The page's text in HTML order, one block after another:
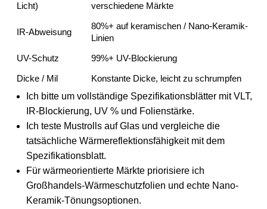
Licht)
verschiedene Märkte
IR-Abweisung
80%+ auf keramischen / Nano-Keramik-
Linien
UV-Schutz
99%+ UV-Blockierung
Dicke / Mil
Konstante Dicke, leicht zu schrumpfen
Ich bitte um vollständige Spezifikationsblätter mit VLT,
IR-Blockierung, UV % und Folienstärke.
Ich teste Mustrolls auf Glas und vergleiche die
tatsächliche Wärmereflektionsfähigkeit mit dem
Spezifikationsblatt.
Für wärmeorientierte Märkte priorisiere ich
Großhandels-Wärmeschutzfolien und echte Nano-
Keramik-Tönungsoptionen.